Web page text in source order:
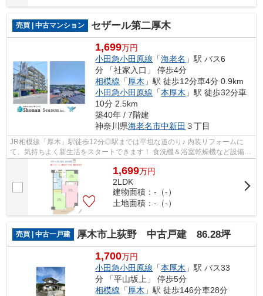
売買 | 中古マンション セザール第二厚木
1,699万円
小田急小田原線 「海老名 」駅 バス6
分 「社家入口」 停歩4分
相模線 「厚木 」駅 徒歩12分車4分 0.9km
小田急小田原線 「本厚木 」駅 徒歩32分車
10分 2.5km
築40年 / 7階建
神奈川県海老名市中新田 ３丁目
JR相模線「厚木」駅徒歩12分◎駅までは平坦な道のり♪ 内装リフォームに
て、気持ちよく新生活をスタートできます！ 食洗機＆浴室乾燥機など設備充
実☆ 「海老名」駅からもアクセス良好！ ...
1,699万円
2LDK
建物面積：-（-）
土地面積：-（-）
売買 | 中古一戸建 厚木市上荻野 中古戸建 86.28坪
1,700万円
小田急小田原線 「本厚木 」駅 バス33
分 「平山坂上」 停歩5分
相模線 「厚木 」駅 徒歩146分車28分